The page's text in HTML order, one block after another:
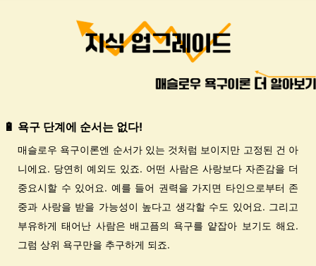
🔋 욕구 단계에 순서는 없다!
매슬로우 욕구이론엔 순서가 있는 것처럼 보이지만 고정된 건 아
니에요. 당연히 예외도 있죠. 어떤 사람은 사랑보다 자존감을 더
중요시할 수 있어요. 예를 들어 권력을 가지면 타인으로부터 존
중과 사랑을 받을 가능성이 높다고 생각할 수도 있어요. 그리고
부유하게 태어난 사람은 배고픔의 욕구를 얕잡아 보기도 해요.
그럼 상위 욕구만을 추구하게 되죠.